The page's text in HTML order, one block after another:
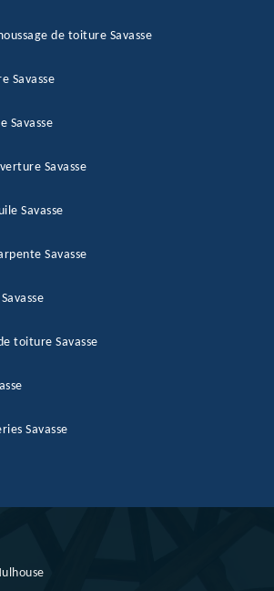
de toiture Savasse
Savasse
Savasse
Savasse
Savasse
Savasse
toiture Savasse
Savasse